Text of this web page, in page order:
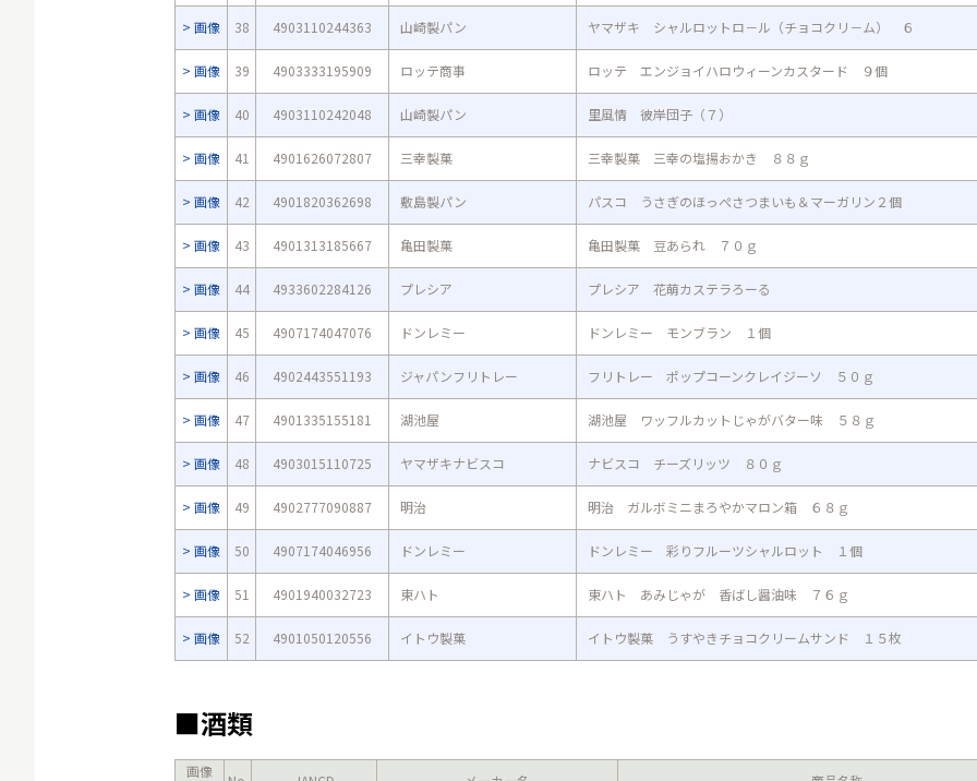
画像 38 4903110244363 山崎製パン ヤマザキ シャルロットロ－ル（チョコクリ－ム） ６
画像 39 4903333195909 ロッテ商事 ロッテ エンジョイハロウィーンカスタード ９個
画像 40 4903110242048 山崎製パン 里風情 彼岸団子（７）
画像 41 4901626072807 三幸製菓 三幸製菓 三幸の塩揚おかき ８８ｇ
画像 42 4901820362698 敷島製パン パスコ うさぎのほっぺさつまいも＆マーガリン２個
画像 43 4901313185667 亀田製菓 亀田製菓 豆あられ ７０ｇ
画像 44 4933602284126 プレシア プレシア 花萌カステラろーる
画像 45 4907174047076 ドンレミー ドンレミー モンブラン １個
画像 46 4902443551193 ジャパンフリトレー フリトレー ポップコーンクレイジーソ ５０ｇ
画像 47 4901335155181 湖池屋 湖池屋 ワッフルカットじゃがバター味 ５８ｇ
画像 48 4903015110725 ヤマザキナビスコ ナビスコ チーズリッツ ８０ｇ
画像 49 4902777090887 明治 明治 ガルボミニまろやかマロン箱 ６８ｇ
画像 50 4907174046956 ドンレミー ドンレミー 彩りフルーツシャルロット １個
画像 51 4901940032723 東ハト 東ハト あみじゃが 香ばし醤油味 ７６ｇ
画像 52 4901050120556 イトウ製菓 イトウ製菓 うすやきチョコクリームサンド １５枚
■酒類
画像